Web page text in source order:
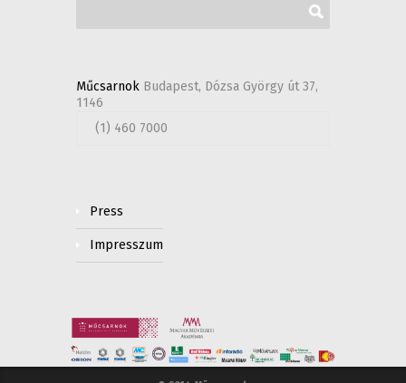
Műcsarnok Budapest, Dózsa György út 37,
1146
(1) 460 7000
Press
Impresszum